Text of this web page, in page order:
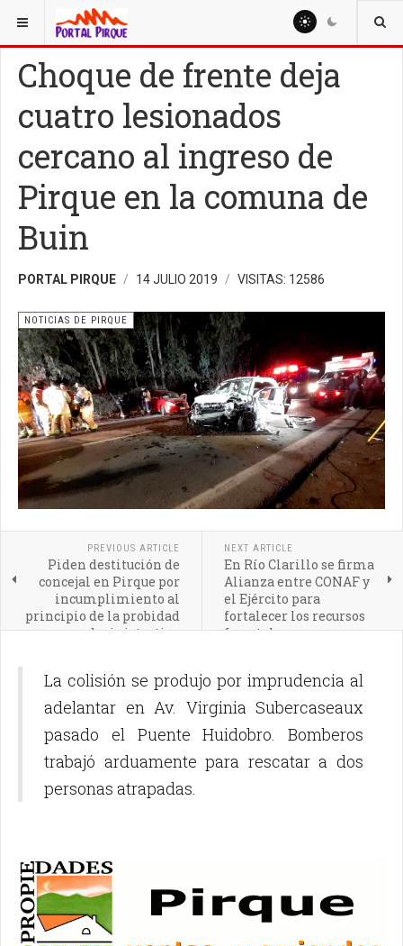
ESTÁ AQUÍ: NOTICIAS
Choque de frente deja
cuatro lesionados
cercano al ingreso de
Pirque en la comuna de
Buin
PORTAL PIRQUE 14 JULIO 2019 VISITAS: 12586
NOTICIAS DE PIRQUE
PREVIOUS ARTICLE
Piden destitución de
concejal en Pirque por
incumplimiento al
principio de la probidad
administrativa
NEXT ARTICLE
En Río Clarillo se firma
Alianza entre CONAF y
el Ejército para
fortalecer los recursos
forestales
La colisión se produjo por imprudencia al
adelantar en Av. Virginia Subercaseaux
pasado el Puente Huidobro. Bomberos
trabajó arduamente para rescatar a dos
personas atrapadas.